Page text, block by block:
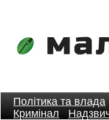
Політика та влада
Кримінал